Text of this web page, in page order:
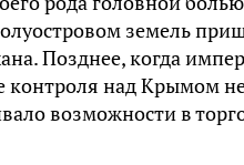
земель
Позднее, когда
контроля над Крымом
возможности в